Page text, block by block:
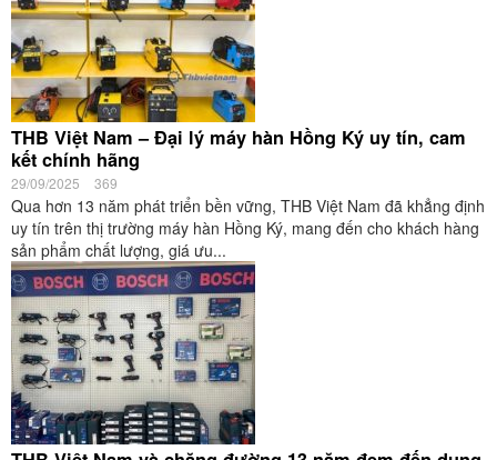
THB Việt Nam – Đại lý máy hàn Hồng Ký uy tín, cam
kết chính hãng
29/09/2025 369
Qua hơn 13 năm phát triển bền vững, THB Việt Nam đã khẳng định
uy tín trên thị trường máy hàn Hồng Ký, mang đến cho khách hàng
sản phẩm chất lượng, giá ưu...